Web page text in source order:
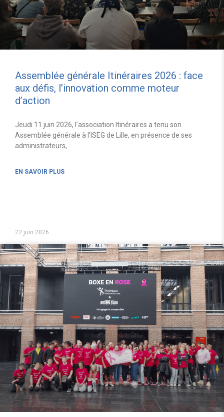
Assemblée générale Itinéraires 2026 : face
aux défis, l’innovation comme moteur
d’action
Jeudi 11 juin 2026, l’association Itinéraires a tenu son
Assemblée générale à l’ISEG de Lille, en présence de ses
administrateurs,
EN SAVOIR PLUS
22 juin 2026